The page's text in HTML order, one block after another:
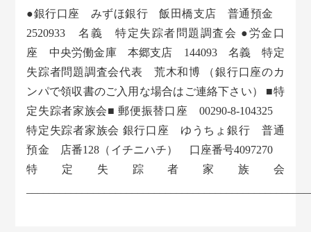
●銀行口座 みずほ銀行 飯田橋支店 普通預金
2520933 名義 特定失踪者問題調査会 ●労金口
座 中央労働金庫 本郷支店 144093 名義 特定
失踪者問題調査会代表 荒木和博 （銀行口座のカ
ンパで領収書のご入用な場合はご連絡下さい） ■特
定失踪者家族会■ 郵便振替口座 00290-8-104325
特定失踪者家族会 銀行口座 ゆうちょ銀行 普通
預金 店番128（イチニハチ） 口座番号4097270
特定失踪者家族会